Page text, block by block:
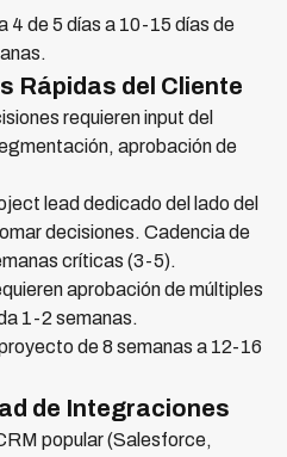
4 de 5 días a 10-15 días de
Rápidas del Cliente
requieren input del
aprobación de
lead dedicado del lado del
decisiones. Cadencia de
críticas (3-5).
aprobación de múltiples
1-2 semanas.
de 8 semanas a 12-16
de Integraciones
popular (Salesforce,